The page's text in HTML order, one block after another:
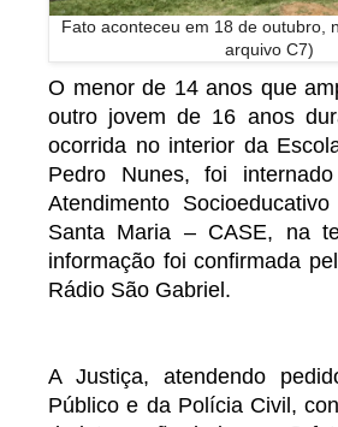
Fato aconteceu em 18 de outubro,
arquivo C7)
O menor de 14 anos que
outro jovem de 16 anos
ocorrida no interior da
Pedro Nunes, foi
Atendimento
Santa Maria – CASE, na
informação foi confirmada
Rádio São Gabriel.
A Justiça, atendendo
Público e da Polícia Civil,